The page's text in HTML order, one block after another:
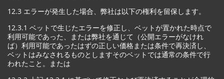
12.3 エラーが発生した場合、弊社は以下の権利を留保します。
12.3.1 ベットで生じたエラーを修正し、ベットが置かれた時点で
利用可能であった、または弊社を通じて（公開エラーがなけれ
ば）利用可能であったはずの正しい価格または条件で再決済し、
ベットはみなされるものとしますそのベットでは通常の条件で行
われたこと。または